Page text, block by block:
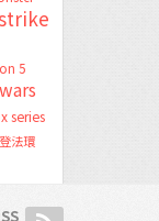
5
series
法環